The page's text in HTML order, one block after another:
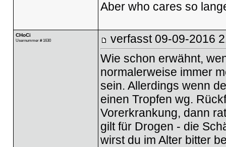
Aber who cares so
CHoCi
Usernummer # 1630 verfasst 09-09-2016
Wie schon erwähnt,
normalerweise immer
sein. Allerdings wenn
einen Tropfen wg.
Vorerkrankung, dann
gilt für Drogen - die
wirst du im Alter bitter